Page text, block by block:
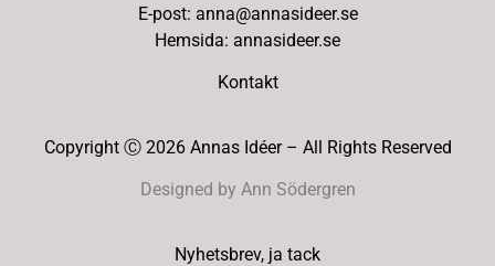
E-post: anna@annasideer.se
Hemsida: annasideer.se
Kontakt
Copyright Ⓒ 2026 Annas Idéer – All Rights Reserved
Designed by Ann Södergren
Nyhetsbrev, ja tack